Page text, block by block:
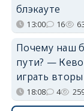
блэкауте
13:00 16
Почему наш
пути? —
играть
18:08 4